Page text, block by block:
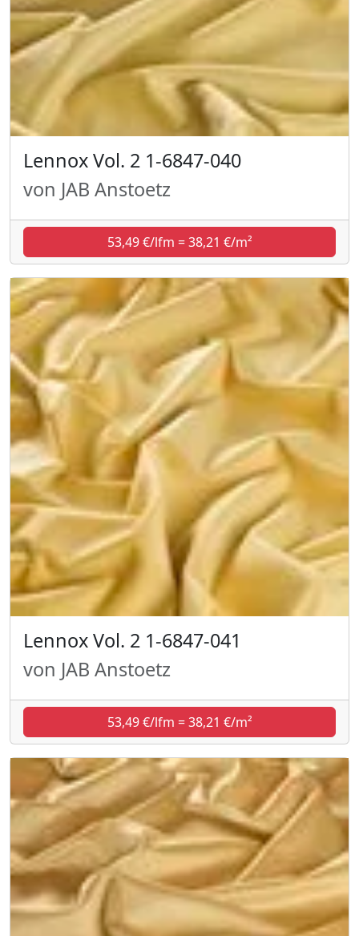
Lennox Vol. 2 1-6847-040
von JAB Anstoetz
53,49 €/lfm = 38,21 €/m²
Lennox Vol. 2 1-6847-041
von JAB Anstoetz
53,49 €/lfm = 38,21 €/m²